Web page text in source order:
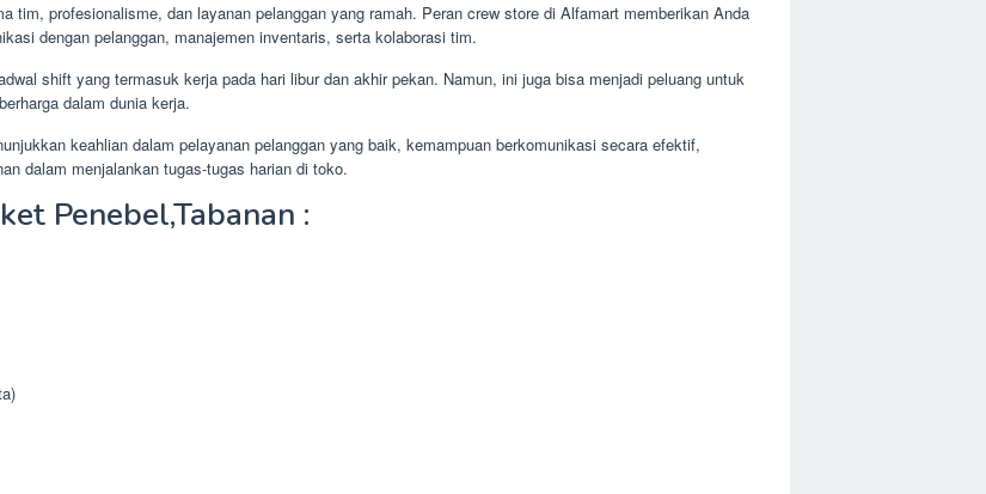
tim, profesionalisme, dan layanan pelanggan yang ramah. Peran crew store di Alfamart memberikan Anda
dengan pelanggan, manajemen inventaris, serta kolaborasi tim.
shift yang termasuk kerja pada hari libur dan akhir pekan. Namun, ini juga bisa menjadi peluang untuk
dalam dunia kerja.
keahlian dalam pelayanan pelanggan yang baik, kemampuan berkomunikasi secara efektif,
dalam menjalankan tugas-tugas harian di toko.
Penebel,Tabanan :